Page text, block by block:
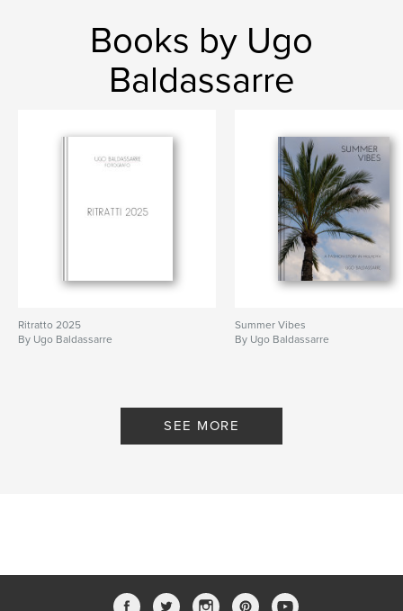
Books by Ugo
Baldassarre
Ritratto 2025
By Ugo Baldassarre
Summer Vibes
By Ugo Baldassarre
SEE MORE